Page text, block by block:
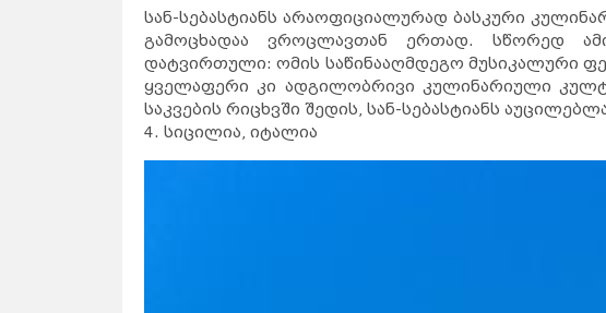
სან-სებასტიანს არაოფიციალურად ბასკური
გამოცხადაა ვროცლავთან ერთად. სწორედ
დატვირთული: ომის საწინააღმდეგო მუსიკალური
ყველაფერი კი ადგილობრივი კულინარიული
საკვების რიცხვში შედის, სან-სებასტიანს
4. სიცილია, იტალია